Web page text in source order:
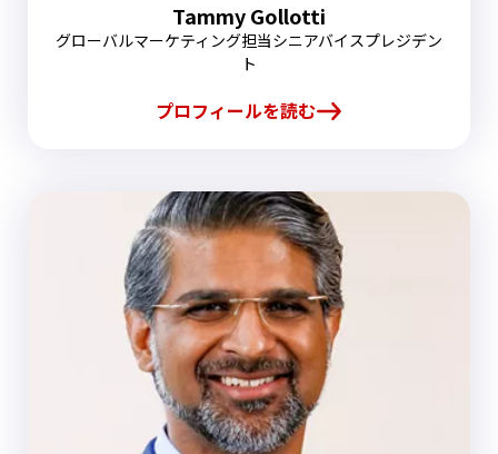
Tammy Gollotti
グローバルマーケティング担当シニアバイスプレジデン
ト
プロフィールを読む